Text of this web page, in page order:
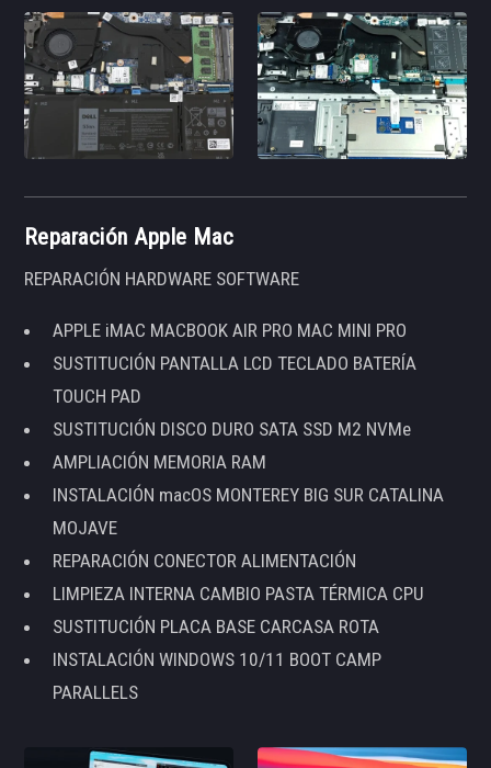
Reparación Apple Mac
REPARACIÓN HARDWARE SOFTWARE
APPLE iMAC MACBOOK AIR PRO MAC MINI PRO
SUSTITUCIÓN PANTALLA LCD TECLADO BATERÍA
TOUCH PAD
SUSTITUCIÓN DISCO DURO SATA SSD M2 NVMe
AMPLIACIÓN MEMORIA RAM
INSTALACIÓN macOS MONTEREY BIG SUR CATALINA
MOJAVE
REPARACIÓN CONECTOR ALIMENTACIÓN
LIMPIEZA INTERNA CAMBIO PASTA TÉRMICA CPU
SUSTITUCIÓN PLACA BASE CARCASA ROTA
INSTALACIÓN WINDOWS 10/11 BOOT CAMP
PARALLELS